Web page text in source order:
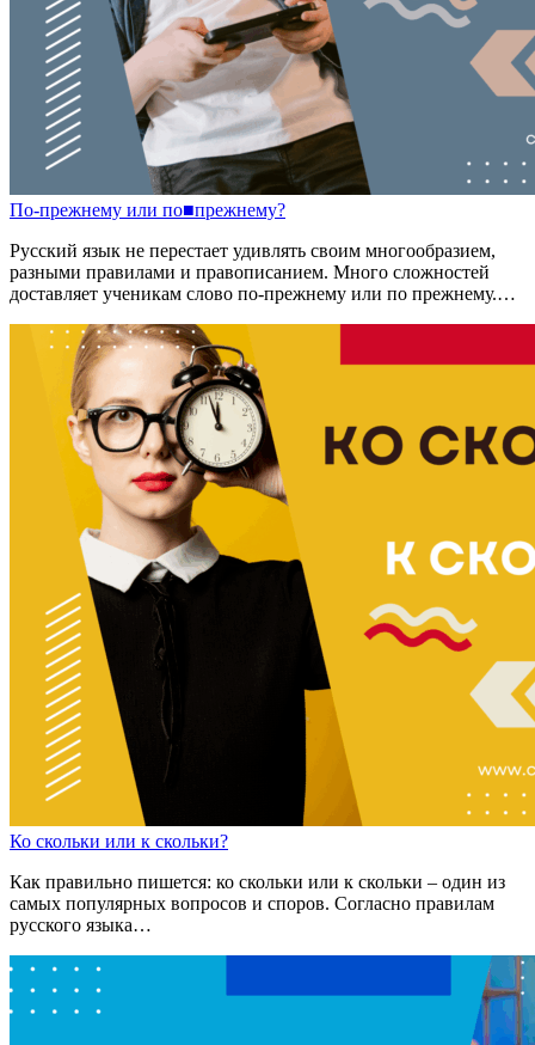
По-прежнему или по■прежнему?
Русский язык не перестает удивлять своим многообразием,
разными правилами и правописанием. Много сложностей
доставляет ученикам слово по-прежнему или по прежнему.…
Ко скольки или к скольки?
Как правильно пишется: ко скольки или к скольки – один из
самых популярных вопросов и споров. Согласно правилам
русского языка…